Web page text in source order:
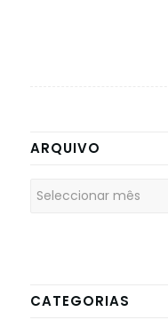
ARQUIVO
CATEGORIAS